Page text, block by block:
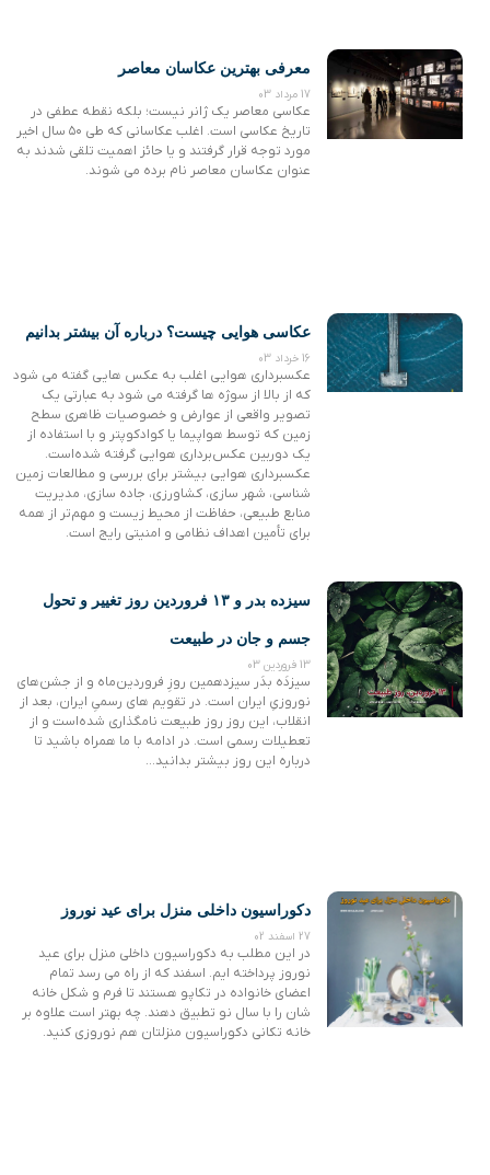
معرفی بهترین عکاسان معاصر
17 مرداد 03
عکاسی معاصر یک ژانر نیست؛ بلکه نقطه عطفی در
تاریخ عکاسی است. اغلب عکاسانی که طی ۵۰ سال اخیر
مورد توجه قرار گرفتند و یا حائز اهمیت تلقی شدند به
عنوان عکاسان معاصر نام برده می شوند.
عکاسی هوایی چیست؟ درباره آن بیشتر بدانیم
16 خرداد 03
عکسبرداری هوایی اغلب به عکس هایی گفته می شود
که از بالا از سوژه ها گرفته می شود به عبارتی یک
تصویر واقعی از عوارض و خصوصیات ظاهری سطح
زمین که توسط هواپیما یا کوادکوپتر و با استفاده از
یک دوربین عکس‌برداری هوایی گرفته شده‌است.
عکسبرداری هوایی بیشتر برای بررسی و مطالعات زمین
شناسی، شهر سازی، کشاورزی، جاده سازی، مدیریت
منابع طبیعی، حفاظت از محیط زیست و مهم‌تر از همه
برای تأمین اهداف نظامی و امنیتی رایج است.
سیزده‌ بدر و ۱۳ فروردین روز تغییر و تحول
جسم و جان در طبیعت
13 فروردین 03
سیزدَه‌ بدَر سیزدهمین روزِ فروردین‌ماه و از جشن‌های
نوروزیِ ایران است. در تقویم های رسمیِ ایران، بعد از
انقلاب، این روز روز طبیعت نامگذاری شده‌است و از
تعطیلات رسمی است. در ادامه با ما همراه باشید تا
درباره این روز بیشتر بدانید…
دکوراسیون داخلی منزل برای عید نوروز
27 اسفند 02
در این مطلب به دکوراسیون داخلی منزل برای عید
نوروز پرداخته ایم. اسفند که از راه می رسد تمام
اعضای خانواده در تکاپو هستند تا فرم و شکل خانه
شان را با سال نو تطبیق دهند. چه بهتر است علاوه بر
خانه تکانی دکوراسیون منزلتان هم نوروزی کنید.